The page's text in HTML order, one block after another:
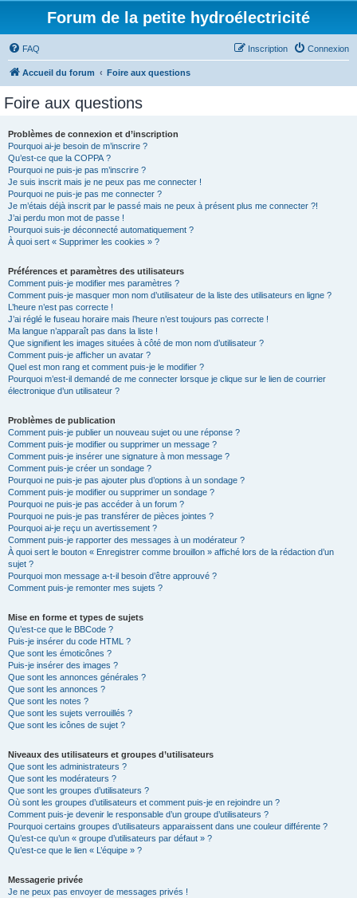
Forum de la petite hydroélectricité
FAQ Connexion
Inscription
Accueil du forum Foire aux questions
Foire aux questions
Problèmes de connexion et d’inscription
Pourquoi ai-je besoin de m’inscrire ?
Qu’est-ce que la COPPA ?
Pourquoi ne puis-je pas m’inscrire ?
Je suis inscrit mais je ne peux pas me connecter !
Pourquoi ne puis-je pas me connecter ?
Je m’étais déjà inscrit par le passé mais ne peux à présent plus me connecter ?!
J’ai perdu mon mot de passe !
Pourquoi suis-je déconnecté automatiquement ?
À quoi sert « Supprimer les cookies » ?
Préférences et paramètres des utilisateurs
Comment puis-je modifier mes paramètres ?
Comment puis-je masquer mon nom d’utilisateur de la liste des utilisateurs en ligne ?
L’heure n’est pas correcte !
J’ai réglé le fuseau horaire mais l’heure n’est toujours pas correcte !
Ma langue n’apparaît pas dans la liste !
Que signifient les images situées à côté de mon nom d’utilisateur ?
Comment puis-je afficher un avatar ?
Quel est mon rang et comment puis-je le modifier ?
Pourquoi m’est-il demandé de me connecter lorsque je clique sur le lien de courrier
électronique d’un utilisateur ?
Problèmes de publication
Comment puis-je publier un nouveau sujet ou une réponse ?
Comment puis-je modifier ou supprimer un message ?
Comment puis-je insérer une signature à mon message ?
Comment puis-je créer un sondage ?
Pourquoi ne puis-je pas ajouter plus d’options à un sondage ?
Comment puis-je modifier ou supprimer un sondage ?
Pourquoi ne puis-je pas accéder à un forum ?
Pourquoi ne puis-je pas transférer de pièces jointes ?
Pourquoi ai-je reçu un avertissement ?
Comment puis-je rapporter des messages à un modérateur ?
À quoi sert le bouton « Enregistrer comme brouillon » affiché lors de la rédaction d’un
sujet ?
Pourquoi mon message a-t-il besoin d’être approuvé ?
Comment puis-je remonter mes sujets ?
Mise en forme et types de sujets
Qu’est-ce que le BBCode ?
Puis-je insérer du code HTML ?
Que sont les émoticônes ?
Puis-je insérer des images ?
Que sont les annonces générales ?
Que sont les annonces ?
Que sont les notes ?
Que sont les sujets verrouillés ?
Que sont les icônes de sujet ?
Niveaux des utilisateurs et groupes d’utilisateurs
Que sont les administrateurs ?
Que sont les modérateurs ?
Que sont les groupes d’utilisateurs ?
Où sont les groupes d’utilisateurs et comment puis-je en rejoindre un ?
Comment puis-je devenir le responsable d’un groupe d’utilisateurs ?
Pourquoi certains groupes d’utilisateurs apparaissent dans une couleur différente ?
Qu’est-ce qu’un « groupe d’utilisateurs par défaut » ?
Qu’est-ce que le lien « L’équipe » ?
Messagerie privée
Je ne peux pas envoyer de messages privés !